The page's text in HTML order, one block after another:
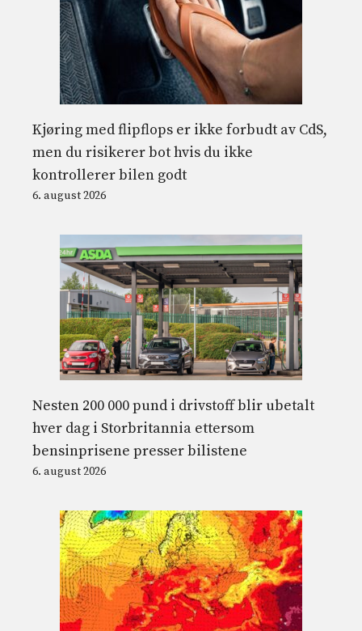
Kjøring med flipflops er ikke forbudt av CdS,
men du risikerer bot hvis du ikke
kontrollerer bilen godt
6. august 2026
Nesten 200 000 pund i drivstoff blir ubetalt
hver dag i Storbritannia ettersom
bensinprisene presser bilistene
6. august 2026